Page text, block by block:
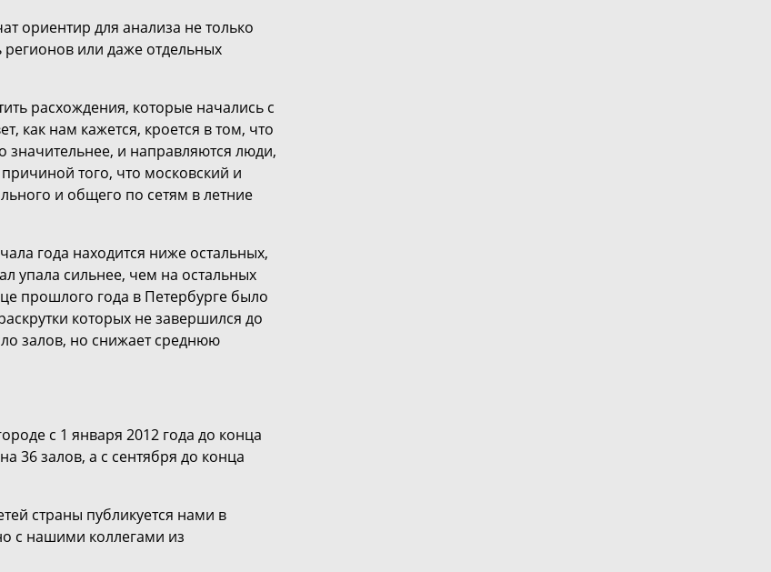
ориентир для анализа не только
или даже отдельных
расхождения, которые начались с
как нам кажется, кроется в том, что
значительнее, и направляются люди,
того, что московский и
и общего по сетям в летние
года находится ниже остальных,
упала сильнее, чем на остальных
прошлого года в Петербурге было
которых не завершился до
залов, но снижает среднюю
с 1 января 2012 года до конца
36 залов, а с сентября до конца
страны публикуется нами в
с нашими коллегами из